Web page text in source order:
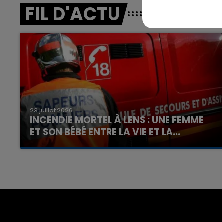
FIL D'ACTU
23 juillet 2026
INCENDIE MORTEL À LENS : UNE FEMME
ET SON BÉBÉ ENTRE LA VIE ET LA...
Un homme s'est immolé par le feu après avoir